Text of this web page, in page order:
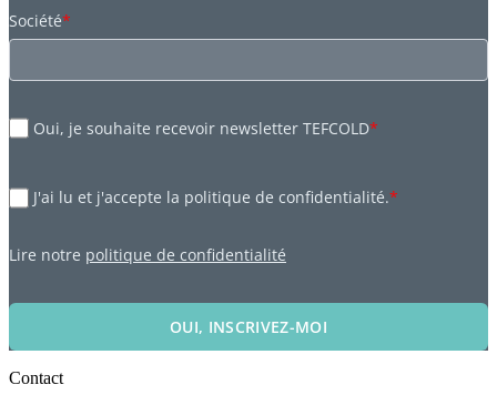
Société*
Oui, je souhaite recevoir newsletter TEFCOLD*
J'ai lu et j'accepte la politique de confidentialité.*
Lire notre politique de confidentialité
OUI, INSCRIVEZ-MOI
Contact